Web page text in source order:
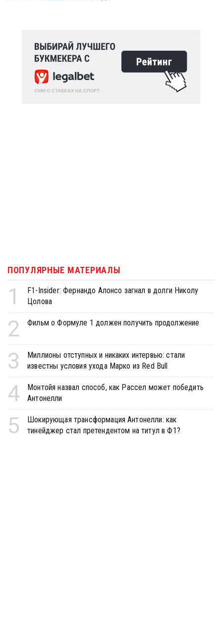
ПОПУЛЯРНЫЕ МАТЕРИАЛЫ
1
F1-Insider: Фернандо Алонсо загнал в долги Николу
Цолова
2 Фильм о Формуле 1 должен получить продолжение
3
Миллионы отступных и никаких интервью: стали
известны условия ухода Марко из Red Bull
4
Монтойя назвал способ, как Рассел может победить
Антонелли
5
Шокирующая трансформация Антонелли: как
тинейджер стал претендентом на титул в Ф1?